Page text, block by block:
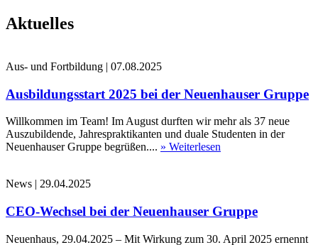
Aktuelles
Aus- und Fortbildung | 07.08.2025
Ausbildungsstart 2025 bei der Neuenhauser Gruppe
Willkommen im Team! Im August durften wir mehr als 37 neue
Auszubildende, Jahrespraktikanten und duale Studenten in der
Neuenhauser Gruppe begrüßen.... » Weiterlesen
News | 29.04.2025
CEO-Wechsel bei der Neuenhauser Gruppe
Neuenhaus, 29.04.2025 – Mit Wirkung zum 30. April 2025 ernennt